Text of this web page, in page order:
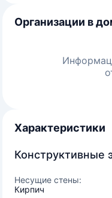
Организации в
Характеристики
Конструктивные
Несущие стены:
Кирпич